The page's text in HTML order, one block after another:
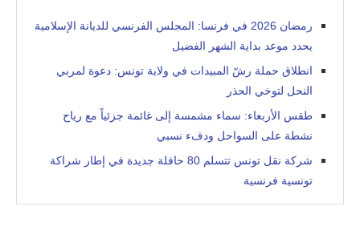
رمضان 2026 في فرنسا: المجلس الفرنسي للديانة الإسلامية
يحدد موعد بداية الشهر الفضيل
انطلاق حملة رشّ المبيدات في ولاية تونس: دعوة لمربي
النحل لتوخي الحذر
طقس الأربعاء: سماء مشمسة إلى غائمة جزئياً مع رياح
نشطة على السواحل ودفء نسبي
شركة نقل تونس تتسلم 80 حافلة جديدة في إطار شراكة
تونسية فرنسية